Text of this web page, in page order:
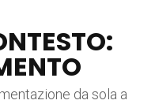
da sola a